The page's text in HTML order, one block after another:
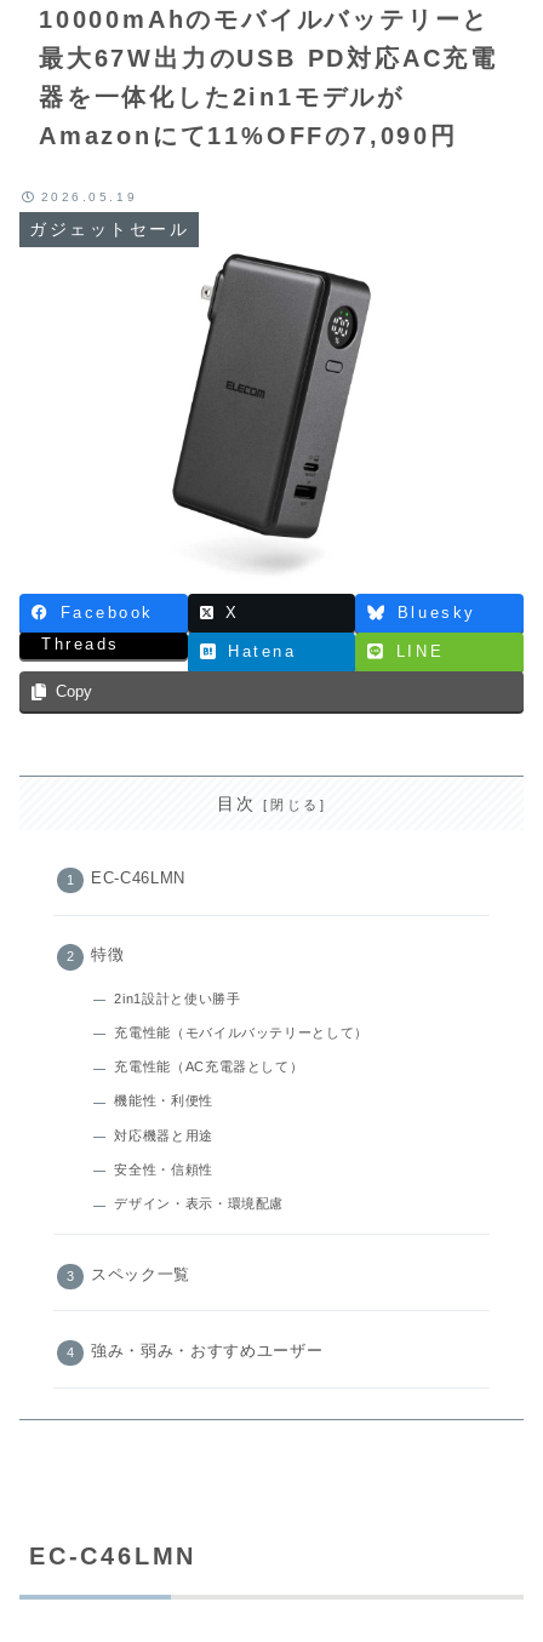
10000mAhのモバイルバッテリーと
最大67W出力のUSB PD対応AC充電
器を一体化した2in1モデルが
Amazonにて11%OFFの7,090円
ガジェットセール
2026.05.19
Facebook X
Bluesky
Threads
Hatena LINE
Copy
目次
EC-C46LMN
特徴
2in1設計と使い勝手
充電性能（モバイルバッテリーとして）
充電性能（AC充電器として）
機能性・利便性
対応機器と用途
安全性・信頼性
デザイン・表示・環境配慮
スペック一覧
強み・弱み・おすすめユーザー
EC-C46LMN